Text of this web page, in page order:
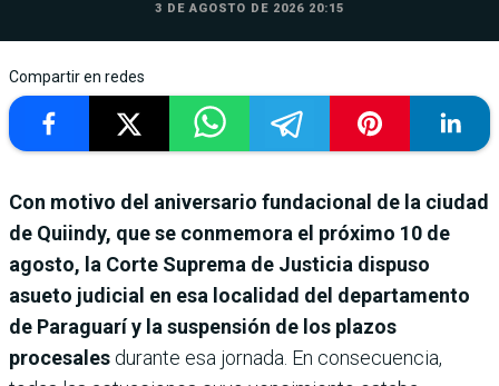
3 DE AGOSTO DE 2026 20:15
Compartir en redes
Con motivo del aniversario fundacional de la ciudad
de Quiindy, que se conmemora el próximo 10 de
agosto, la Corte Suprema de Justicia dispuso
asueto judicial en esa localidad del departamento
de Paraguarí y la suspensión de los plazos
procesales durante esa jornada. En consecuencia,